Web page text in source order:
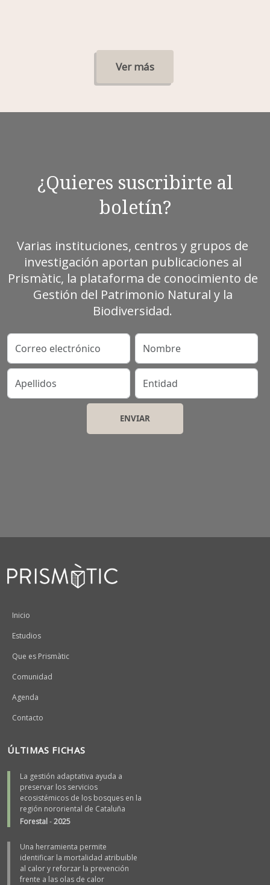
Ver más
¿Quieres suscribirte al
boletín?
Varias instituciones, centros y grupos de
investigación aportan publicaciones al
Prismàtic, la plataforma de conocimiento de
Gestión del Patrimonio Natural y la
Biodiversidad.
Correo electrónico Nombre
Apellidos Entidad
Peu
Inicio
Estudios
Que es Prismàtic
Comunidad
Agenda
Contacto
ÚLTIMAS FICHAS
La gestión adaptativa ayuda a
preservar los servicios
ecosistémicos de los bosques en la
región nororiental de Cataluña
Forestal-2025
Una herramienta permite
identificar la mortalidad atribuible
al calor y reforzar la prevención
frente a las olas de calor